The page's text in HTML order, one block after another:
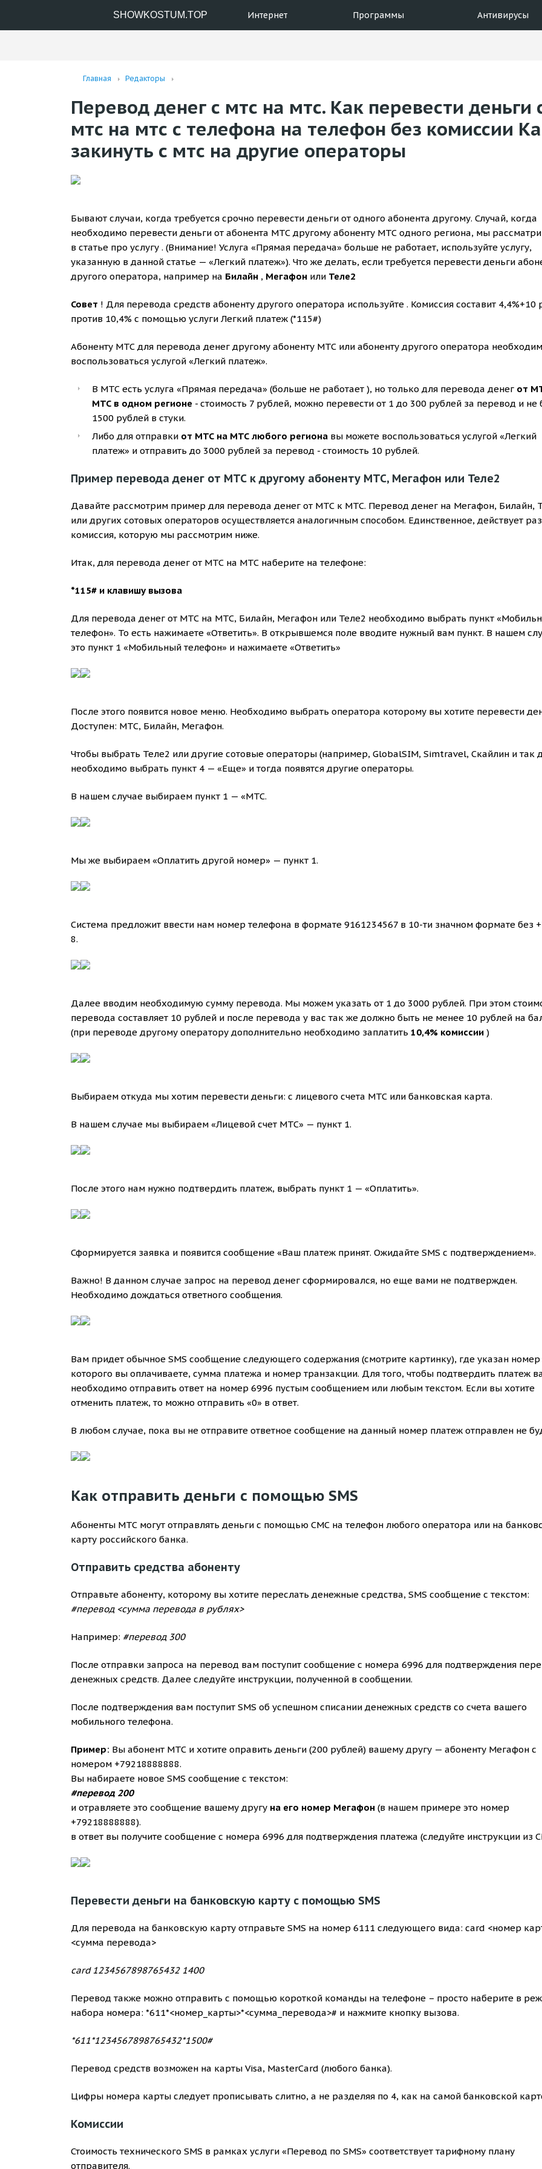
SHOWKOSTUM.TOP Интернет Программы Антивирусы
Главная Редакторы
Перевод денег с мтс на мтс. Как перевести деньги
мтс на мтс с телефона на телефон без комиссии
закинуть с мтс на другие операторы
Бывают случаи, когда требуется срочно перевести деньги от одного абонента другому. Случай, когда
необходимо перевести деньги от абонента МТС другому абоненту МТС одного региона, мы
в статье про услугу . (Внимание! Услуга «Прямая передача» больше не работает, используйте услугу,
указанную в данной статье — «Легкий платеж»). Что же делать, если требуется перевести деньги
другого оператора, например на Билайн , Мегафон или Теле2
Совет ! Для перевода средств абоненту другого оператора используйте . Комиссия составит 4,4%+10
против 10,4% с помощью услуги Легкий платеж (*115#)
Абоненту МТС для перевода денег другому абоненту МТС или абоненту другого оператора
воспользоваться услугой «Легкий платеж».
В МТС есть услуга «Прямая передача» (больше не работает ), но только для перевода денег от
МТС в одном регионе - стоимость 7 рублей, можно перевести от 1 до 300 рублей за перевод и не
1500 рублей в стуки.
Либо для отправки от МТС на МТС любого региона вы можете воспользоваться услугой «Легкий
платеж» и отправить до 3000 рублей за перевод - стоимость 10 рублей.
Пример перевода денег от МТС к другому абоненту МТС, Мегафон или Теле2
Давайте рассмотрим пример для перевода денег от МТС к МТС. Перевод денег на Мегафон, Билайн,
или других сотовых операторов осуществляется аналогичным способом. Единственное, действует
комиссия, которую мы рассмотрим ниже.
Итак, для перевода денег от МТС на МТС наберите на телефоне:
*115# и клавишу вызова
Для перевода денег от МТС на МТС, Билайн, Мегафон или Теле2 необходимо выбрать пункт
телефон». То есть нажимаете «Ответить». В открывшемся поле вводите нужный вам пункт. В нашем
это пункт 1 «Мобильный телефон» и нажимаете «Ответить»
После этого появится новое меню. Необходимо выбрать оператора которому вы хотите перевести
Доступен: МТС, Билайн, Мегафон.
Чтобы выбрать Теле2 или другие сотовые операторы (например, GlobalSIM, Simtravel, Скайлин и так
необходимо выбрать пункт 4 — «Еще» и тогда появятся другие операторы.
В нашем случае выбираем пункт 1 — «МТС.
Мы же выбираем «Оплатить другой номер» — пункт 1.
Система предложит ввести нам номер телефона в формате 9161234567 в 10-ти значном формате без
8.
Далее вводим необходимую сумму перевода. Мы можем указать от 1 до 3000 рублей. При этом
перевода составляет 10 рублей и после перевода у вас так же должно быть не менее 10 рублей на
(при переводе другому оператору дополнительно необходимо заплатить 10,4% комиссии )
Выбираем откуда мы хотим перевести деньги: с лицевого счета МТС или банковская карта.
В нашем случае мы выбираем «Лицевой счет МТС» — пункт 1.
После этого нам нужно подтвердить платеж, выбрать пункт 1 — «Оплатить».
Сформируется заявка и появится сообщение «Ваш платеж принят. Ожидайте SMS с подтверждением».
Важно! В данном случае запрос на перевод денег сформировался, но еще вами не подтвержден.
Необходимо дождаться ответного сообщения.
Вам придет обычное SMS сообщение следующего содержания (смотрите картинку), где указан номер
которого вы оплачиваете, сумма платежа и номер транзакции. Для того, чтобы подтвердить платеж
необходимо отправить ответ на номер 6996 пустым сообщением или любым текстом. Если вы хотите
отменить платеж, то можно отправить «0» в ответ.
В любом случае, пока вы не отправите ответное сообщение на данный номер платеж отправлен не
Как отправить деньги с помощью SMS
Абоненты МТС могут отправлять деньги с помощью СМС на телефон любого оператора или на
карту российского банка.
Отправить средства абоненту
Отправьте абоненту, которому вы хотите переслать денежные средства, SMS сообщение с текстом:
#перевод <сумма перевода в рублях>
Например: #перевод 300
После отправки запроса на перевод вам поступит сообщение с номера 6996 для подтверждения
денежных средств. Далее следуйте инструкции, полученной в сообщении.
После подтверждения вам поступит SMS об успешном списании денежных средств со счета вашего
мобильного телефона.
Пример: Вы абонент МТС и хотите оправить деньги (200 рублей) вашему другу — абоненту Мегафон с
номером +79218888888.
Вы набираете новое SMS сообщение с текстом:
#перевод 200
и отравляете это сообщение вашему другу на его номер Мегафон (в нашем примере это номер
+79218888888).
в ответ вы получите сообщение с номера 6996 для подтверждения платежа (следуйте инструкции из
Перевести деньги на банковскую карту с помощью SMS
Для перевода на банковскую карту отправьте SMS на номер 6111 следующего вида: card <номер
<сумма перевода>
card 1234567898765432 1400
Перевод также можно отправить с помощью короткой команды на телефоне – просто наберите в
набора номера: *611*<номер_карты>*<сумма_перевода># и нажмите кнопку вызова.
*611*1234567898765432*1500#
Перевод средств возможен на карты Visa, MasterCard (любого банка).
Цифры номера карты следует прописывать слитно, а не разделяя по 4, как на самой банковской
Комиссии
Стоимость технического SMS в рамках услуги «Перевод по SMS» соответствует тарифному плану
отправителя.